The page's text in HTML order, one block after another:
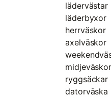
lädervästar
läderbyxor
herrväskor
axelväskor
midjeväskor
ryggsäckar
datorväska